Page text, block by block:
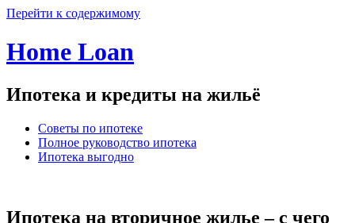
Перейти к содержимому
Home Loan
Ипотека и кредиты на жильё
Советы по ипотеке
Полное руководство ипотека
Ипотека выгодно
Ипотека на вторичное жилье – с чего